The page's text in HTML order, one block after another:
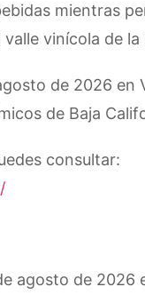
mientras
vinícola de la
de 2026 en
de Baja
consultar:
agosto de 2026